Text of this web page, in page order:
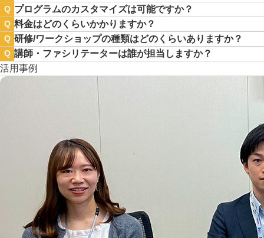
Q プログラムのカスタマイズは可能ですか？
Q 料金はどのくらいかかりますか？
Q 研修/ワークショップの種類はどのくらいありますか？
Q 講師・ファシリテーターは誰が担当しますか？
活用事例